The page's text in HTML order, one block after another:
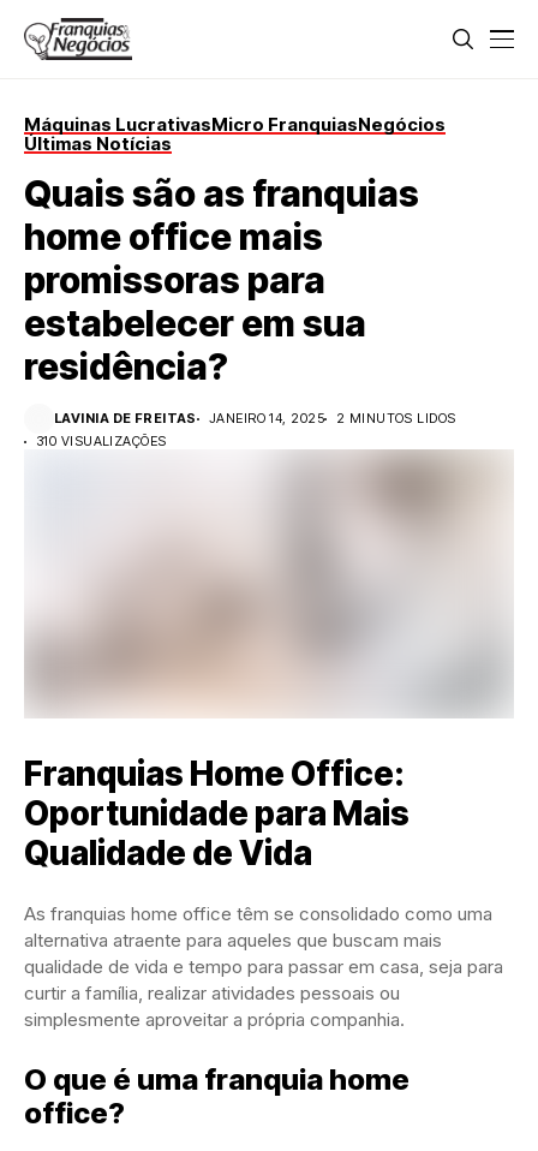
Máquinas LucrativasMicro FranquiasNegócios
Últimas Notícias
Quais são as franquias
home office mais
promissoras para
estabelecer em sua
residência?
LAVINIA DE FREITAS JANEIRO 14, 2025
2 MINUTOS LIDOS
310 VISUALIZAÇÕES
Franquias Home Office:
Oportunidade para Mais
Qualidade de Vida
As franquias home office têm se consolidado como uma
alternativa atraente para aqueles que buscam mais
qualidade de vida e tempo para passar em casa, seja para
curtir a família, realizar atividades pessoais ou
simplesmente aproveitar a própria companhia.
O que é uma franquia home
office?